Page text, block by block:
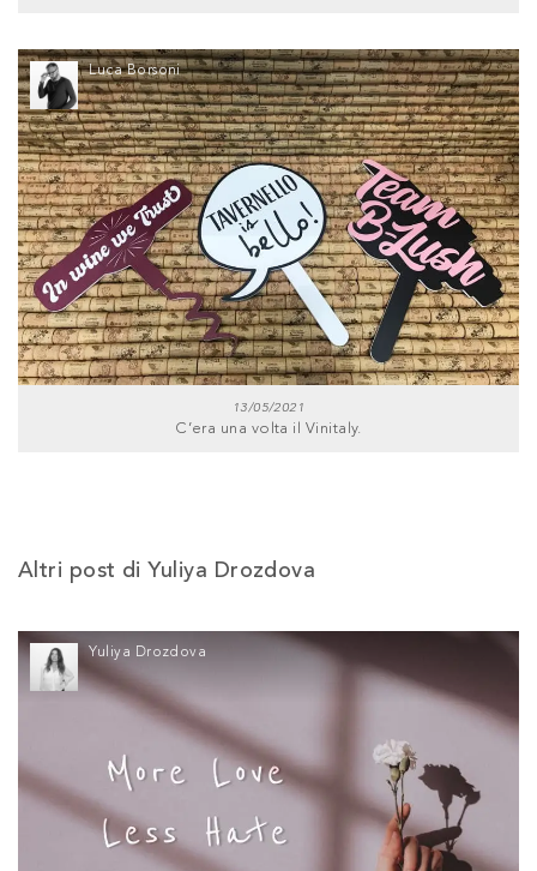
13/05/2021
C’era una volta il Vinitaly.
Luca Borsoni
Altri post di Yuliya Drozdova
Yuliya Drozdova